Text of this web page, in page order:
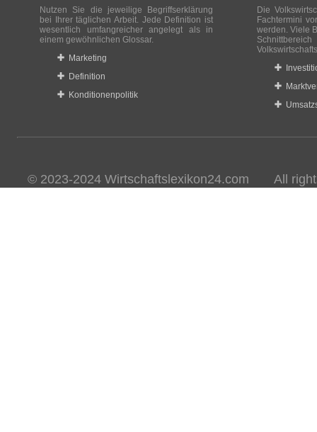
Nutzen Sie die jeweilige Begriffserklärung
bei Ihrer täglichen Arbeit. Jede Definition ist
wesentlich umfangreicher angelegt als in
einem gewöhnlichen Glossar.
Marketing
Definition
Konditionenpolitik
Die
Fachtermini
werden. Viele
© 2023-2024 Wirtschaftslexikon24.com All